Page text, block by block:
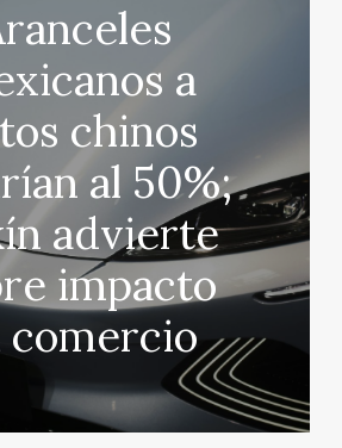
a
chinos
al 50%;
advierte
impacto
comercio